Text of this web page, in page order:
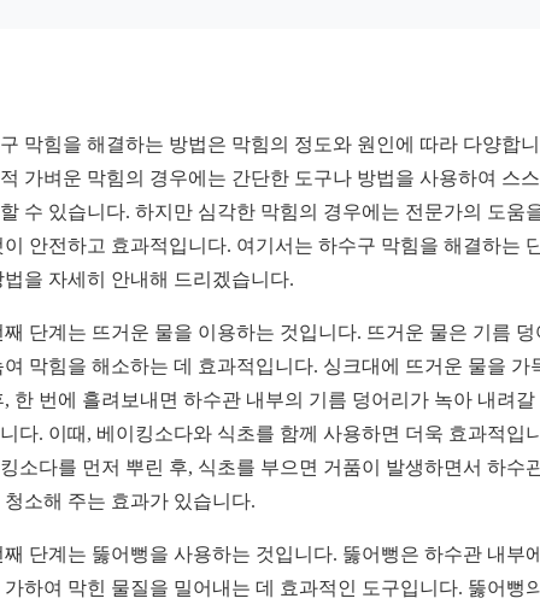
막힘을 해결하는 방법은 막힘의 정도와 원인에 따라 다양합
가벼운 막힘의 경우에는 간단한 도구나 방법을 사용하여 스
수 있습니다. 하지만 심각한 막힘의 경우에는 전문가의 도움
이 안전하고 효과적입니다. 여기서는 하수구 막힘을 해결하는
법을 자세히 안내해 드리겠습니다.
째 단계는 뜨거운 물을 이용하는 것입니다. 뜨거운 물은 기름 덩
여 막힘을 해소하는 데 효과적입니다. 싱크대에 뜨거운 물을 가
, 한 번에 흘려보내면 하수관 내부의 기름 덩어리가 녹아 내려갈
다. 이때, 베이킹소다와 식초를 함께 사용하면 더욱 효과적입
소다를 먼저 뿌린 후, 식초를 부으면 거품이 발생하면서 하수
청소해 주는 효과가 있습니다.
째 단계는 뚫어뻥을 사용하는 것입니다. 뚫어뻥은 하수관 내부
가하여 막힌 물질을 밀어내는 데 효과적인 도구입니다. 뚫어뻥